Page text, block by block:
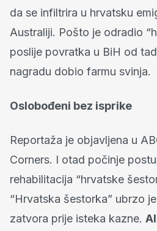
da se infiltrira u hrvatsku
Australiji. Pošto je odradio
poslije povratka u BiH od
nagradu dobio farmu svinja.
Oslobođeni bez isprike
Reportaža je objavljena u
Corners. I otad počinje
rehabilitacija “hrvatske
“Hrvatska šestorka” ubrzo
zatvora prije isteka kazne.